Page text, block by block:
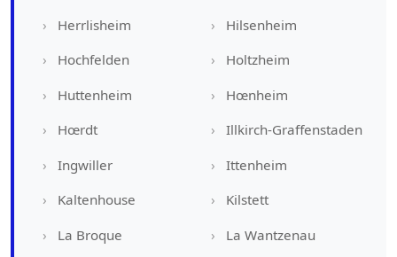
Herrlisheim
Hilsenheim
Hochfelden
Holtzheim
Huttenheim
Hœnheim
Hœrdt
Illkirch-Graffenstaden
Ingwiller
Ittenheim
Kaltenhouse
Kilstett
La Broque
La Wantzenau